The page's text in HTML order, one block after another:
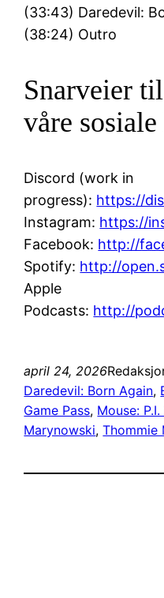
(33:43) Daredevil:
(38:24) Outro
Snarveier
våre
Discord (work in
progress): https://
Instagram: https://
Facebook: http://
Spotify: http://
Apple
Podcasts: http://
april 24, 2026
Daredevil: Born Again,
Game Pass, Mouse:
Marynowski, Thommie